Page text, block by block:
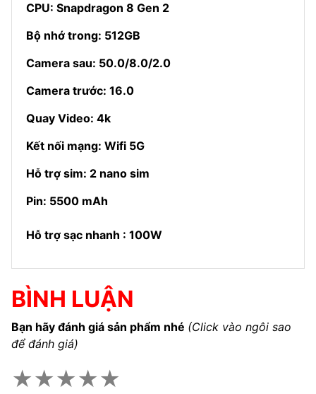
CPU: Snapdragon 8 Gen 2
Bộ nhớ trong: 512GB
Camera sau: 50.0/8.0/2.0
Camera trước: 16.0
Quay Video: 4k
Kết nối mạng: Wifi 5G
Hỗ trợ sim: 2 nano sim
Pin: 5500 mAh
Hỗ trợ sạc nhanh : 100W
BÌNH LUẬN
Bạn hãy đánh giá sản phẩm nhé (Click vào ngôi sao
để đánh giá)
★★★★★